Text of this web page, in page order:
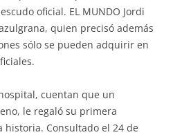
oficial. EL MUNDO Jordi
quien precisó además
sólo se pueden adquirir en
cuentan que un
le regaló su primera
Consultado el 24 de